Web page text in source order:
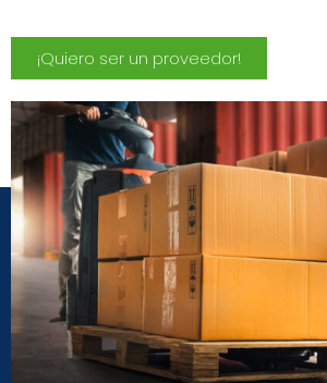
¡Quiero ser un proveedor!